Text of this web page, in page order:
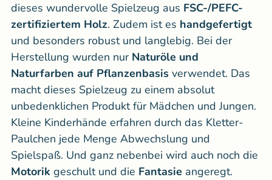
dieses wundervolle Spielzeug aus FSC-/PEFC-
zertifiziertem Holz. Zudem ist es handgefertigt
und besonders robust und langlebig. Bei der
Herstellung wurden nur Naturöle und
Naturfarben auf Pflanzenbasis verwendet. Das
macht dieses Spielzeug zu einem absolut
unbedenklichen Produkt für Mädchen und Jungen.
Kleine Kinderhände erfahren durch das Kletter-
Paulchen jede Menge Abwechslung und
Spielspaß. Und ganz nebenbei wird auch noch die
Motorik geschult und die Fantasie angeregt.